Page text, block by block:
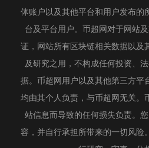
体账户以及其他平台和用户发布的
台及平台用户。币超网对于网站
证，网站所有区块链相关数据以及
及研究之用，不构成任何投资、
据。币超网用户以及其他第三方平
均由其个人负责，与币超网无关。
站信息而导致的任何损失负责。
容，并自行承担所带来的一切风险